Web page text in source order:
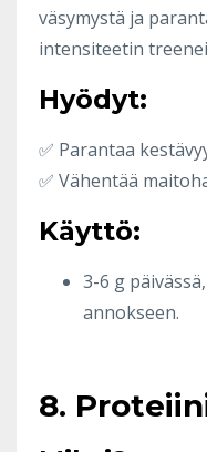
väsymystä ja
intensiteetin
Hyödyt:
✅ Parantaa
✅ Vähentää
Käyttö:
3-6 g
annokseen.
8.